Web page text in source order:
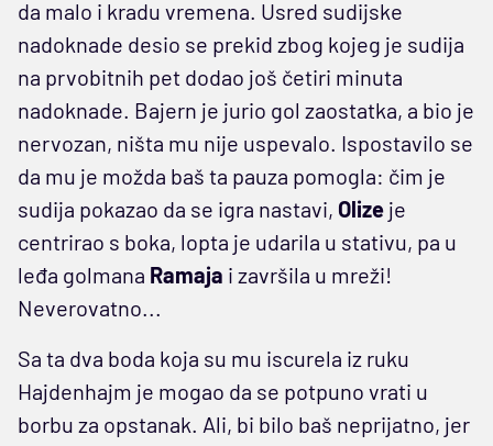
da malo i kradu vremena. Usred sudijske
nadoknade desio se prekid zbog kojeg je sudija
na prvobitnih pet dodao još četiri minuta
nadoknade. Bajern je jurio gol zaostatka, a bio je
nervozan, ništa mu nije uspevalo. Ispostavilo se
da mu je možda baš ta pauza pomogla: čim je
sudija pokazao da se igra nastavi, Olize je
centrirao s boka, lopta je udarila u stativu, pa u
leđa golmana Ramaja i završila u mreži!
Neverovatno...
Sa ta dva boda koja su mu iscurela iz ruku
Hajdenhajm je mogao da se potpuno vrati u
borbu za opstanak. Ali, bi bilo baš neprijatno, jer